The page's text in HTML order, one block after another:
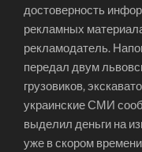
достоверность
рекламных
рекламодатель.
передал двум
грузовиков,
украинские СМИ
выделил деньги на
уже в скором